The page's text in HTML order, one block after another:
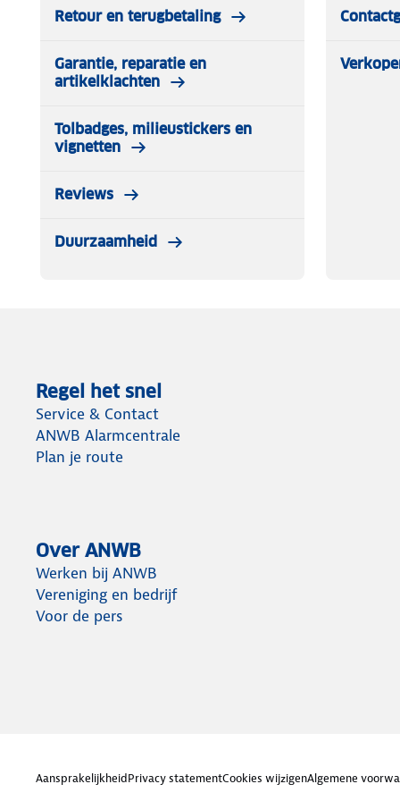
Retour en terugbetaling
Garantie, reparatie en
artikelklachten
Tolbadges, milieustickers en
vignetten
Reviews
Duurzaamheid
Regel het snel
Service & Contact
ANWB Alarmcentrale
Plan je route
Over ANWB
Werken bij ANWB
Vereniging en bedrijf
Voor de pers
AansprakelijkheidPrivacy statementCookies wijzigenAlgemene